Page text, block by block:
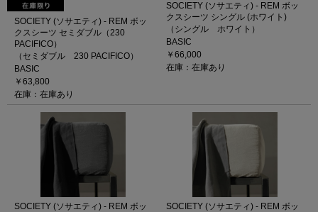
SOCIETY (ソサエティ) - REM ボッ
クスシーツ セミダブル（230
PACIFICO）
（セミダブル 230 PACIFICO）
BASIC
￥63,800
在庫：在庫あり
SOCIETY (ソサエティ) - REM ボッ
クスシーツ シングル (ホワイト)
（シングル ホワイト）
BASIC
￥66,000
在庫：在庫あり
SOCIETY (ソサエティ) - REM ボッ
SOCIETY (ソサエティ) - REM ボッ